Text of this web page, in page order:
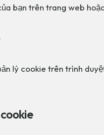
bạn trên trang web
lý cookie trên trình